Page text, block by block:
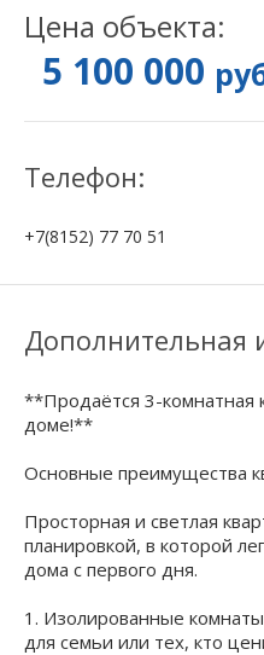
Цена объекта:
5 100 000
Телефон:
+7(8152) 77 70 51
Дополнительная
**Продаётся 3-комнатная
доме!**
Основные преимущества
Просторная и светлая
планировкой, в которой
дома с первого дня.
1. Изолированные
для семьи или тех, кто